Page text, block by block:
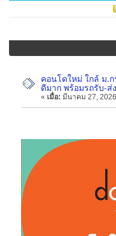
คอนโดใหม่ ใกล้ ม.ก
ดีมาก พร้อมรถรับ-ส่
« เมื่อ: มีนาคม 27,